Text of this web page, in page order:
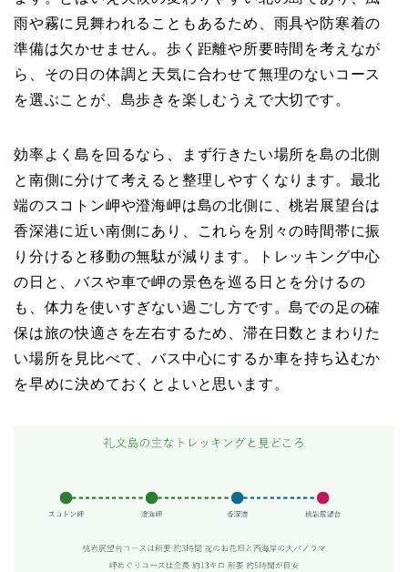
雨や霧に見舞われることもあるため、雨具や防寒着の
準備は欠かせません。歩く距離や所要時間を考えなが
ら、その日の体調と天気に合わせて無理のないコース
を選ぶことが、島歩きを楽しむうえで大切です。
効率よく島を回るなら、まず行きたい場所を島の北側
と南側に分けて考えると整理しやすくなります。最北
端のスコトン岬や澄海岬は島の北側に、桃岩展望台は
香深港に近い南側にあり、これらを別々の時間帯に振
り分けると移動の無駄が減ります。トレッキング中心
の日と、バスや車で岬の景色を巡る日とを分けるの
も、体力を使いすぎない過ごし方です。島での足の確
保は旅の快適さを左右するため、滞在日数とまわりた
い場所を見比べて、バス中心にするか車を持ち込むか
を早めに決めておくとよいと思います。